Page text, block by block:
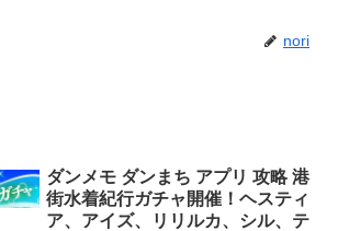
nori
ダンメモ ダンまち アプリ 攻略 港
街水着紀行ガチャ開催！ヘスティ
ア、アイズ、リリルカ、シル、テ